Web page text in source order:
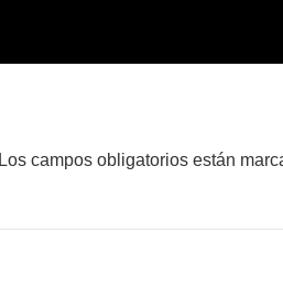
Los campos obligatorios están